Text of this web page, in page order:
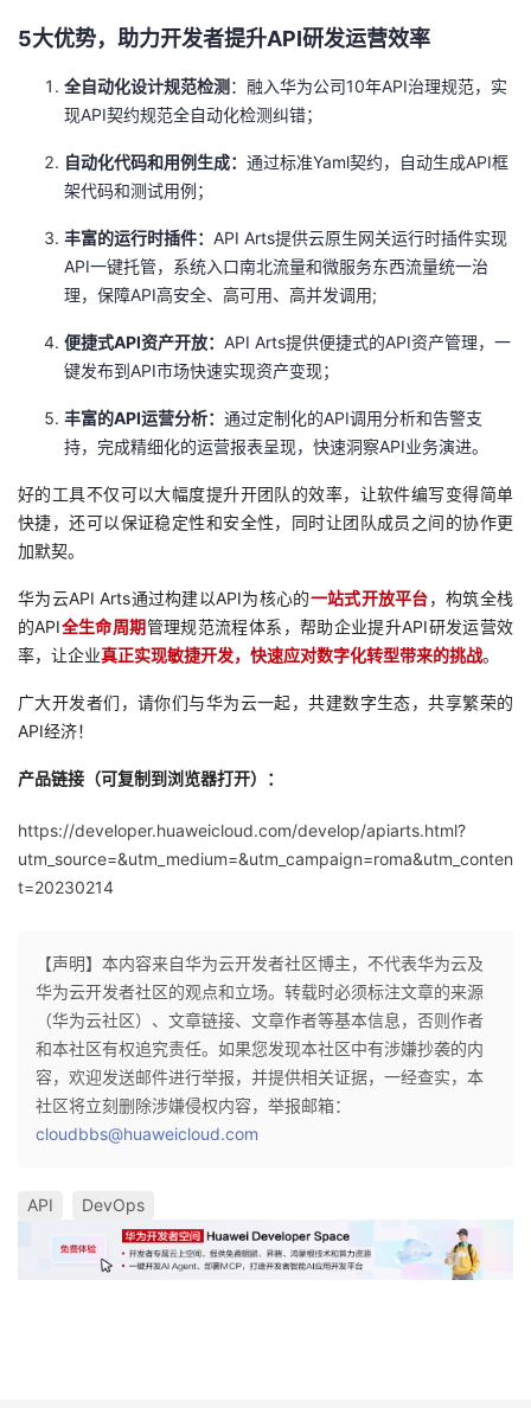
5大优势，助力开发者提升API研发运营效率
全自动化设计规范检测 ：融入华为公司10年API治理规范，实
现API契约规范全自动化检测纠错；
自动化代码和用例生成： 通过标准Yaml契约，自动生成API框
架代码和测试用例；
丰富的运行时插件： API Arts提供云原生网关运行时插件实现
API一键托管，系统入口南北流量和微服务东西流量统一治
理，保障API高安全、高可用、高并发调用;
便捷式API资产开放： API Arts提供便捷式的API资产管理，一
键发布到API市场快速实现资产变现；
丰富的API运营分析： 通过定制化的API调用分析和告警支
持，完成精细化的运营报表呈现，快速洞察API业务演进。
好的工具不仅可以大幅度提升开团队的效率，让软件编写变得简单
快捷，还可以保证稳定性和安全性，同时让团队成员之间的协作更
加默契。
华为云API Arts通过构建以API为核心的一站式开放平台，构筑全栈
的API全生命周期管理规范流程体系，帮助企业提升API研发运营效
率，让企业真正实现敏捷开发，快速应对数字化转型带来的挑战。
广大开发者们，请你们与华为云一起，共建数字生态，共享繁荣的
API经济！
产品链接（可复制到浏览器打开）：
https://developer.huaweicloud.com/develop/apiarts.html?
utm_source=&utm_medium=&utm_campaign=roma&utm_conten
t=20230214
【声明】本内容来自华为云开发者社区博主，不代表华为云及
华为云开发者社区的观点和立场。转载时必须标注文章的来源
（华为云社区）、文章链接、文章作者等基本信息，否则作者
和本社区有权追究责任。如果您发现本社区中有涉嫌抄袭的内
容，欢迎发送邮件进行举报，并提供相关证据，一经查实，本
社区将立刻删除涉嫌侵权内容，举报邮箱：
cloudbbs@huaweicloud.com
API DevOps